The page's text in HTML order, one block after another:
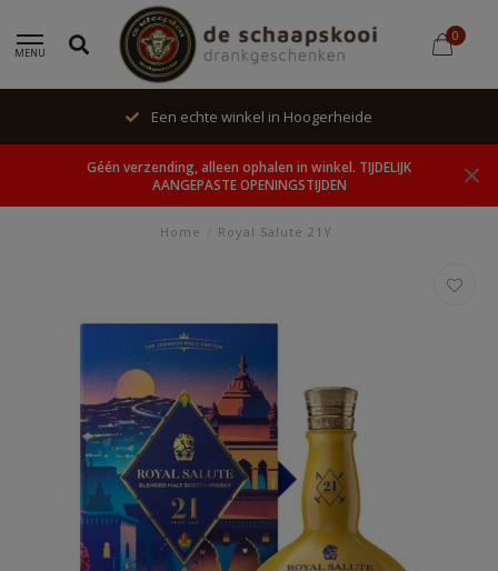
MENU
0
Een echte winkel in Hoogerheide
Géén verzending, alleen ophalen in winkel. TIJDELIJK
AANGEPASTE OPENINGSTIJDEN
Home Royal Salute 21Y